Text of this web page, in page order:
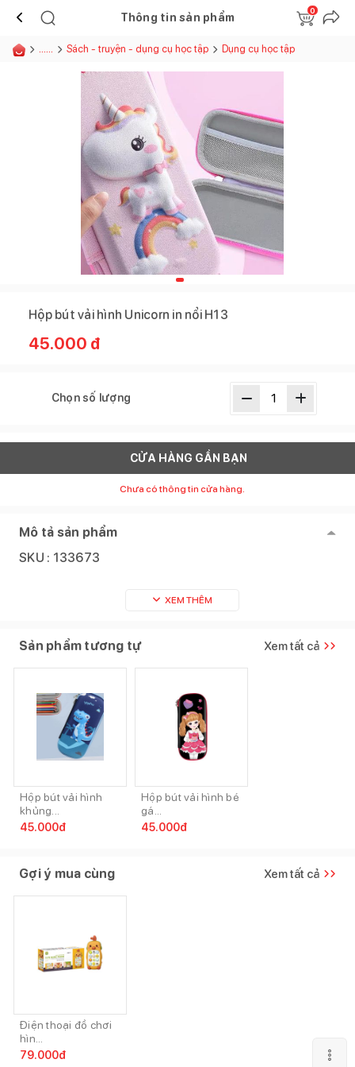
Thông tin sản phẩm
0
...... Sách - truyện - dụng cụ học tập Dụng cụ học tập
Hộp bút vải hình Unicorn in nổi H13
45.000 đ
Chọn số lượng
CỬA HÀNG GẦN BẠN
Chưa có thông tin cửa hàng.
Mô tả sản phẩm
SKU : 133673
XEM THÊM
Sản phẩm tương tự Xem tất cả
Hộp bút vải hình
khủng...
45.000đ
Hộp bút vải hình bé
gá...
45.000đ
Gợi ý mua cùng Xem tất cả
Điện thoại đồ chơi
hìn...
79.000đ